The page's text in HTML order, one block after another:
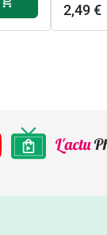
2,49 €
4 CH